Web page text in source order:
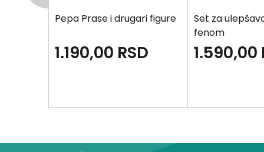
Pepa Prase i drugari figure
1.190,00 RSD
Set za
fenom
1.590,00